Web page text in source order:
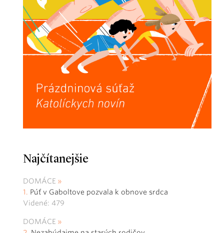
Najčítanejšie
DOMÁCE
Púť v Gaboltove pozvala k obnove srdca
Videné: 479
DOMÁCE